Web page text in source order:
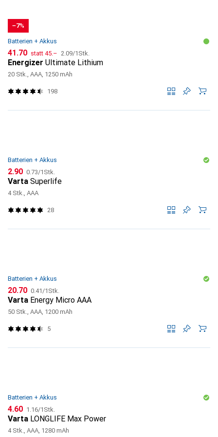
−7%
Batterien + Akkus
CHF
41.70 statt CHF
45.– CHF
2.09/1Stk.
Energizer Ultimate Lithium
20 Stk., AAA, 1250 mAh
198
Batterien + Akkus
CHF
2.90 CHF
0.73/1Stk.
Varta Superlife
4 Stk., AAA
28
Batterien + Akkus
CHF
20.70 CHF
0.41/1Stk.
Varta Energy Micro AAA
50 Stk., AAA, 1200 mAh
5
Batterien + Akkus
CHF
4.60 CHF
1.16/1Stk.
Varta LONGLIFE Max Power
4 Stk., AAA, 1280 mAh